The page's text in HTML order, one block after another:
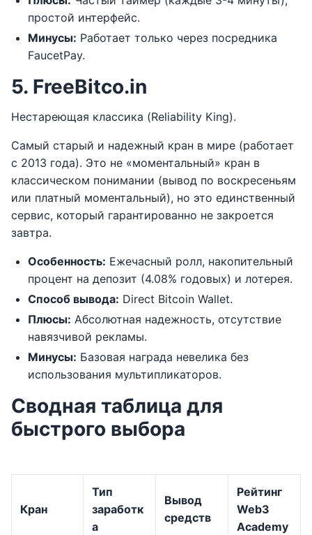
простой интерфейс.
Минусы: Работает только через посредника
FaucetPay.
5. FreeBitco.in
Нестареющая классика (Reliability King).
Самый старый и надежный кран в мире (работает
с 2013 года). Это не «моментальный» кран в
классическом понимании (вывод по воскресеньям
или платный моментальный), но это единственный
сервис, который гарантированно не закроется
завтра.
Особенность: Ежечасный ролл, накопительный
процент на депозит (4.08% годовых) и лотерея.
Способ вывода: Direct Bitcoin Wallet.
Плюсы: Абсолютная надежность, отсутствие
навязчивой рекламы.
Минусы: Базовая награда невелика без
использования мультипликаторов.
Сводная таблица для
быстрого выбора
Кран
Тип
заработк
а
Вывод
средств
Рейтинг
Web3
Academy